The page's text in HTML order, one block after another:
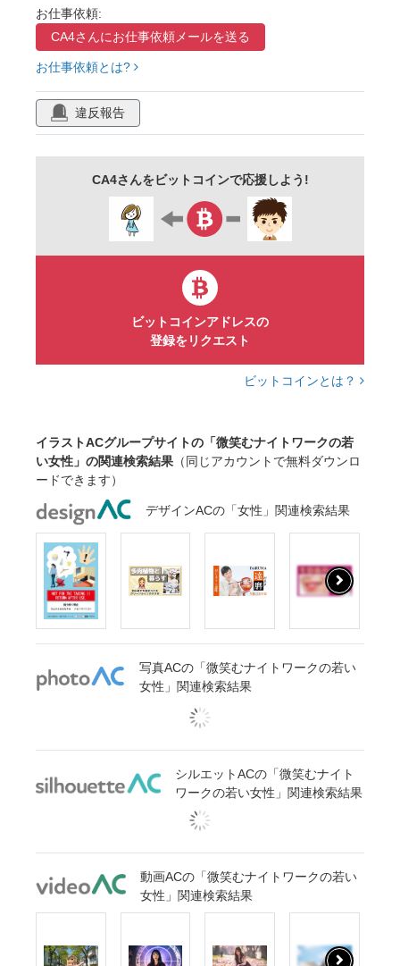
ラウンジ
歓楽街 お水 風俗 ナイトワーク
スタッフ 女
カット バストアップ
素材 ベクター
上半身 セクシー 巨乳 谷間 色気
お仕事依頼:
CA4さんにお仕事依頼メールを送る
お仕事依頼とは?
違反報告
CA4さんをビットコインで応援しよう!
ビットコインアドレスの
登録をリクエスト
ビットコインとは？
イラストACグループサイトの「微笑むナイトワークの若
い女性」の関連検索結果 （同じアカウントで無料ダウンロ
ードできます）
デザインACの「女性」関連検索結果
写真ACの「微笑むナイトワークの若い
女性」関連検索結果
シルエットACの「微笑むナイト
ワークの若い女性」関連検索結果
動画ACの「微笑むナイトワークの若い
女性」関連検索結果